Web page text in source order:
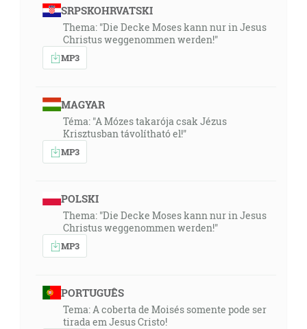
SRPSKOHRVATSKI
Thema: "Die Decke Moses kann nur in Jesus
Christus weggenommen werden!"
MP3
MAGYAR
Téma: "A Mózes takarója csak Jézus
Krisztusban távolítható el!"
MP3
POLSKI
Thema: "Die Decke Moses kann nur in Jesus
Christus weggenommen werden!"
MP3
PORTUGUÊS
Tema: A coberta de Moisés somente pode ser
tirada em Jesus Cristo!